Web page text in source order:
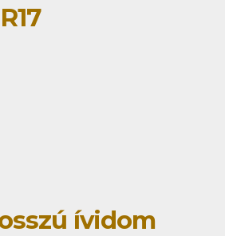
ívidom